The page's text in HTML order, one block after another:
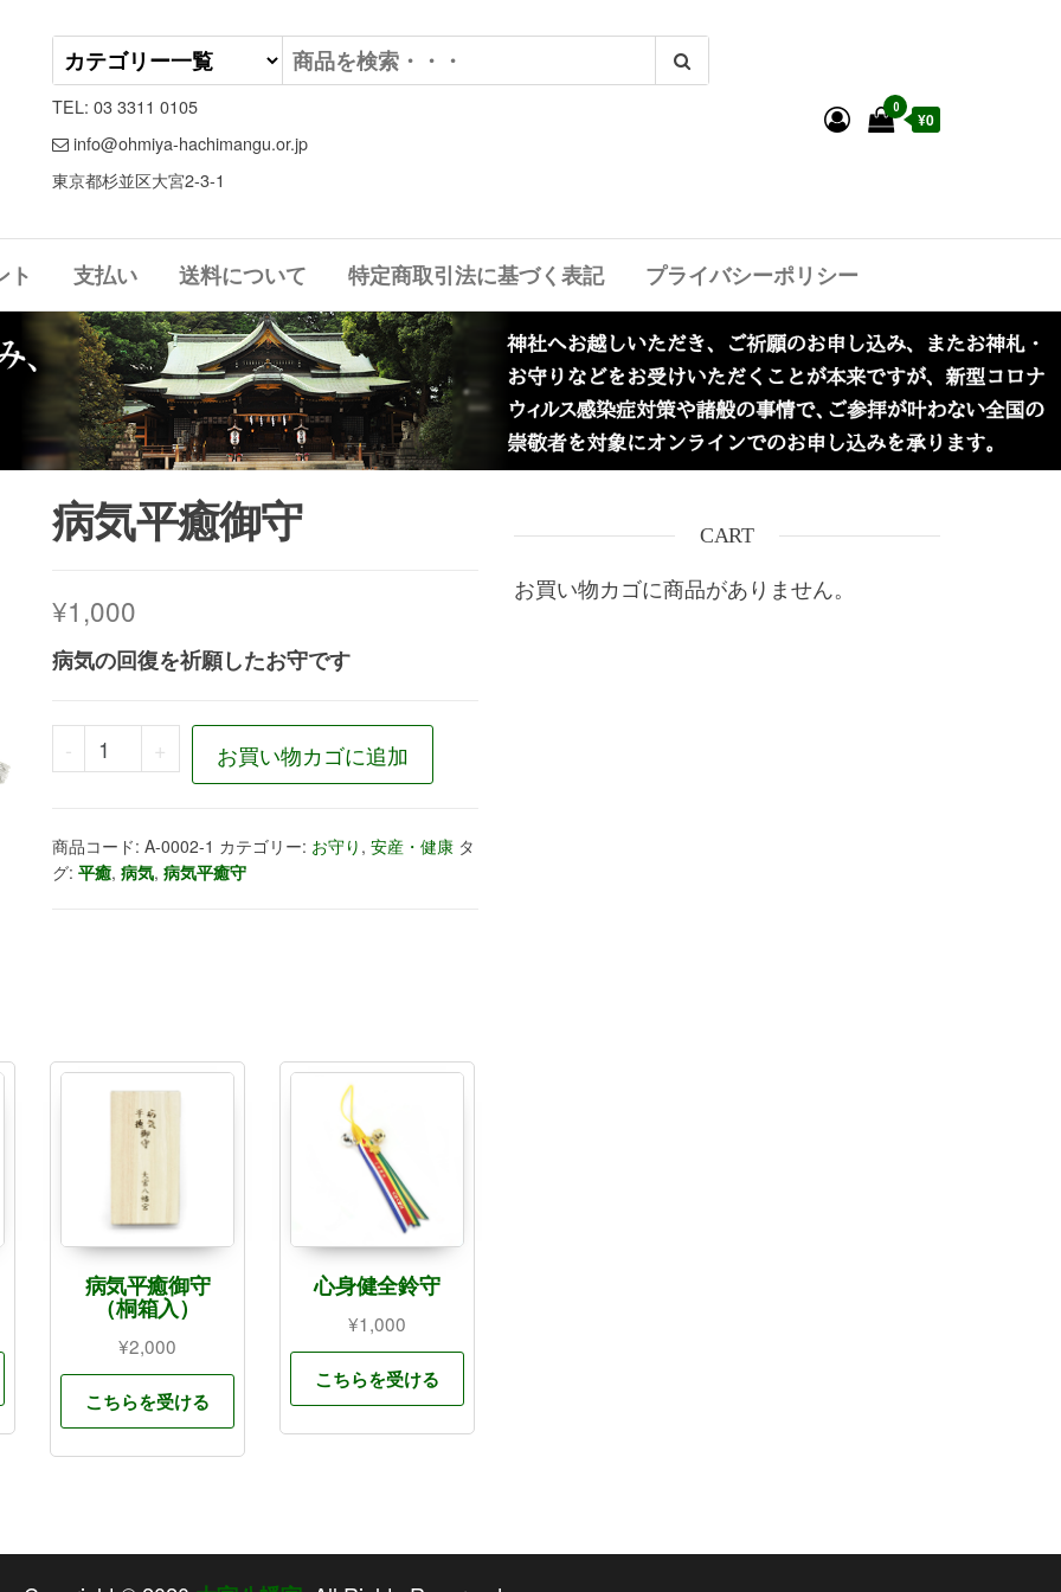
TEL: 03 3311 0105
info@ohmiya-hachimangu.or.jp
東京都杉並区大宮2-3-1
0
¥0
ト 支払い 送料について 特定商取引法に基づく表記 プライバシーポリシー
病気平癒御守
¥1,000
病気の回復を祈願したお守です
- 病気平癒御守個
+ お買い物カゴに追加
商品コード: A-0002-1 カテゴリー: お守り , 安産・健康 タ
グ: 平癒, 病気, 病気平癒守
病気平癒御守
（桐箱入）
¥2,000
こちらを受ける
心身健全鈴守
¥1,000
こちらを受ける
CART
お買い物カゴに商品がありません。